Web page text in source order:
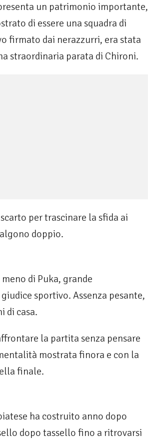
un patrimonio importante,
di essere una squadra di
firmato dai nerazzurri, era stata
straordinaria parata di Chironi.
per trascinare la sfida ai
doppio.
di Puka, grande
sportivo. Assenza pesante,
di casa.
la partita senza pensare
mostrata finora e con la
finale.
ha costruito anno dopo
dopo tassello fino a ritrovarsi